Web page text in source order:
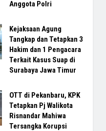
Anggota Polri
Kejaksaan Agung
Tangkap dan Tetapkan 3
Hakim dan 1 Pengacara
Terkait Kasus Suap di
Surabaya Jawa Timur
OTT di Pekanbaru, KPK
Tetapkan Pj Walikota
Risnandar Mahiwa
Tersangka Korupsi